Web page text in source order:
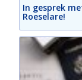
In gesprek
Roeselare!